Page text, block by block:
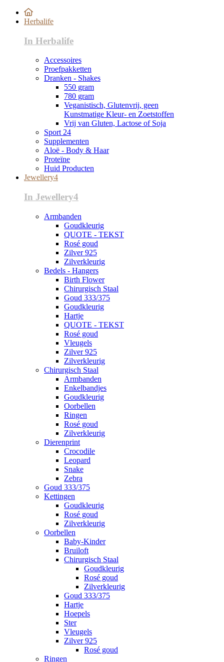
Herbalife
In Herbalife
Accessoires
Proefpakketten
Dranken - Shakes
550 gram
780 gram
Veganistisch, Glutenvrij, geen
Kunstmatige Kleur- en Zoetstoffen
Vrij van Gluten, Lactose of Soja
Sport 24
Supplementen
Aloë - Body & Haar
Proteïne
Huid Producten
Jewellery4
In Jewellery4
Armbanden
Goudkleurig
QUOTE - TEKST
Rosé goud
Zilver 925
Zilverkleurig
Bedels - Hangers
Birth Flower
Chirurgisch Staal
Goud 333/375
Goudkleurig
Hartje
QUOTE - TEKST
Rosé goud
Vleugels
Zilver 925
Zilverkleurig
Chirurgisch Staal
Armbanden
Enkelbandjes
Goudkleurig
Oorbellen
Ringen
Rosé goud
Zilverkleurig
Dierenprint
Crocodile
Leopard
Snake
Zebra
Goud 333/375
Kettingen
Goudkleurig
Rosé goud
Zilverkleurig
Oorbellen
Baby-Kinder
Bruiloft
Chirurgisch Staal
Goudkleurig
Rosé goud
Zilverkleurig
Goud 333/375
Hartje
Hoepels
Ster
Vleugels
Zilver 925
Rosé goud
Ringen